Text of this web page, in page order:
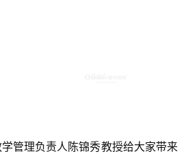
管理负责人陈锦秀教授给大家带来